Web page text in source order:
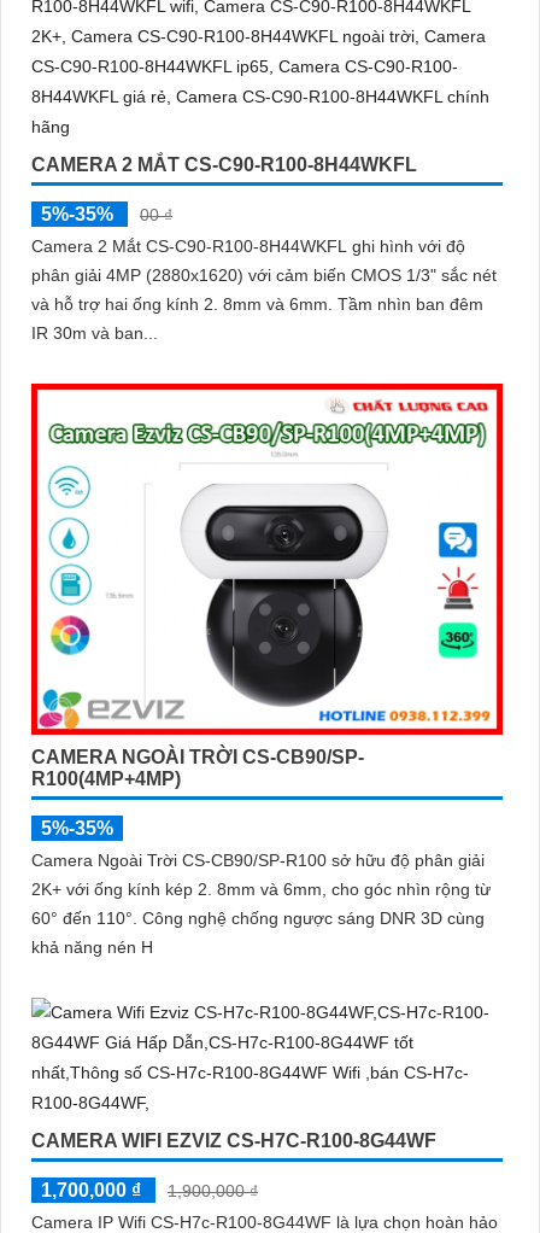
CAMERA 2 MẮT CS-C90-R100-8H44WKFL
5%-35%
00 ₫
Camera 2 Mắt CS-C90-R100-8H44WKFL ghi hình với độ
phân giải 4MP (2880x1620) với cảm biến CMOS 1/3" sắc nét
và hỗ trợ hai ống kính 2. 8mm và 6mm. Tầm nhìn ban đêm
IR 30m và ban...
CAMERA NGOÀI TRỜI CS-CB90/SP-
R100(4MP+4MP)
5%-35%
Camera Ngoài Trời CS-CB90/SP-R100 sở hữu độ phân giải
2K+ với ống kính kép 2. 8mm và 6mm, cho góc nhìn rộng từ
60° đến 110°. Công nghệ chống ngược sáng DNR 3D cùng
khả năng nén H
CAMERA WIFI EZVIZ CS-H7C-R100-8G44WF
1,700,000 ₫
1,900,000 ₫
Camera IP Wifi CS-H7c-R100-8G44WF là lựa chọn hoàn hảo